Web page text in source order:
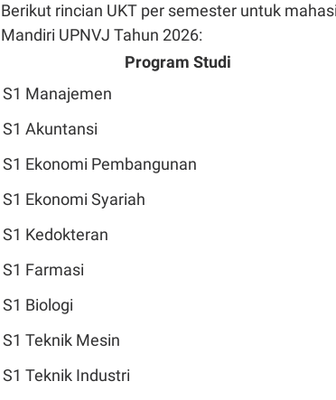
Berikut rincian UKT per semester untuk
Mandiri UPNVJ Tahun 2026:
Program Studi
S1 Manajemen
S1 Akuntansi
S1 Ekonomi Pembangunan
S1 Ekonomi Syariah
S1 Kedokteran
S1 Farmasi
S1 Biologi
S1 Teknik Mesin
S1 Teknik Industri